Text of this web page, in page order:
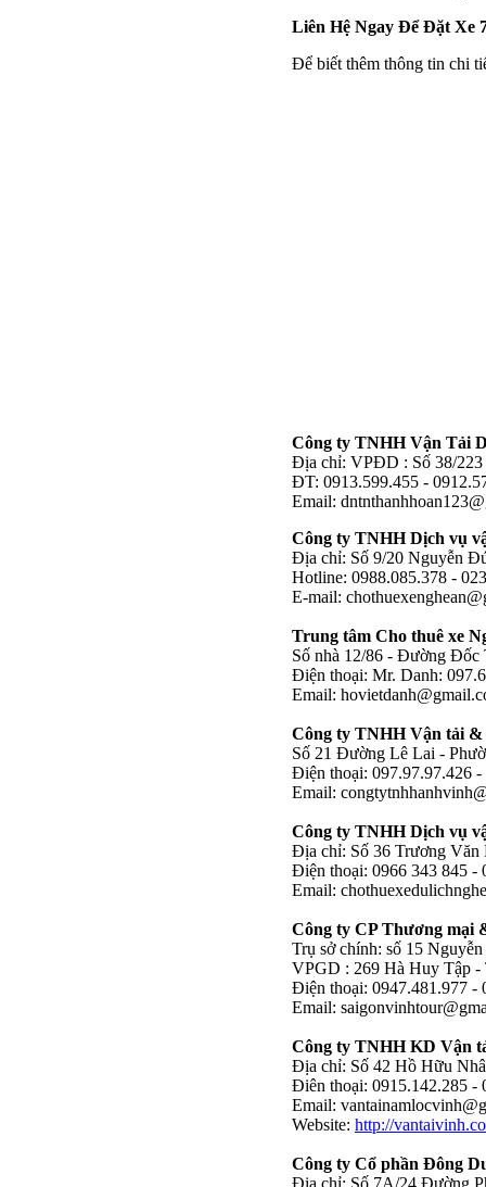
Liên Hệ Ngay Để Đặt Xe
Để biết thêm thông tin chi
Công ty TNHH Vận Tải
Địa chỉ: VPĐD : Số 38/
ĐT: 0913.599.455 -
Email:
Công ty TNHH Dịch vụ
Địa chỉ: Số 9/20 Nguyễn
Hotline: 0988.085.378 -
E-mail:
Trung tâm Cho thuê xe
Số nhà 12/86 - Đường
Điện thoại: Mr. Danh:
Email:
Công ty TNHH Vận tải
Số 21 Đường Lê Lai -
Điện thoại: 097.97.97.426 -
Email:
Công ty TNHH Dịch vụ
Địa chỉ: Số 36 Trương
Điện thoại: 0966 343 845 -
Email:
Công ty CP Thương mại
Trụ sở chính: số 15
VPGD : 269 Hà Huy Tập -
Điện thoại: 0947.481.977 -
Email:
Công ty TNHH KD Vận
Địa chỉ: Số 42 Hồ Hữu
Điên thoại: 0915.142.285 -
Email:
Website: http://
Công ty Cổ phần Đông
Địa chỉ: Số 7A/24 Đường